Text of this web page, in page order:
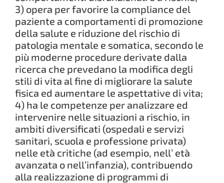
3) opera per favorire la compliance del
paziente a comportamenti di promozione
della salute e riduzione del rischio di
patologia mentale e somatica, secondo le
più moderne procedure derivate dalla
ricerca che prevedano la modifica degli
stili di vita al fine di migliorare la salute
fisica ed aumentare le aspettative di vita;
4) ha le competenze per analizzare ed
intervenire nelle situazioni a rischio, in
ambiti diversificati (ospedali e servizi
sanitari, scuola e professione privata)
nelle età critiche (ad esempio, nell’ età
avanzata o nell’infanzia), contribuendo
alla realizzazione di programmi di